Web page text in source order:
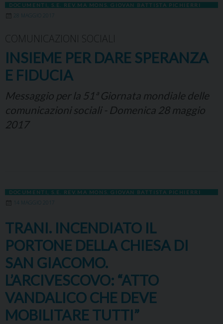
DOCUMENTI S.E. REV.MA MONS. GIOVAN BATTISTA PICHIERRI
28 MAGGIO 2017
COMUNICAZIONI SOCIALI
INSIEME PER DARE SPERANZA
E FIDUCIA
Messaggio per la 51ª Giornata mondiale delle
comunicazioni sociali - Domenica 28 maggio
2017
DOCUMENTI S.E. REV.MA MONS. GIOVAN BATTISTA PICHIERRI
14 MAGGIO 2017
TRANI. INCENDIATO IL
PORTONE DELLA CHIESA DI
SAN GIACOMO.
L’ARCIVESCOVO: “ATTO
VANDALICO CHE DEVE
MOBILITARE TUTTI”